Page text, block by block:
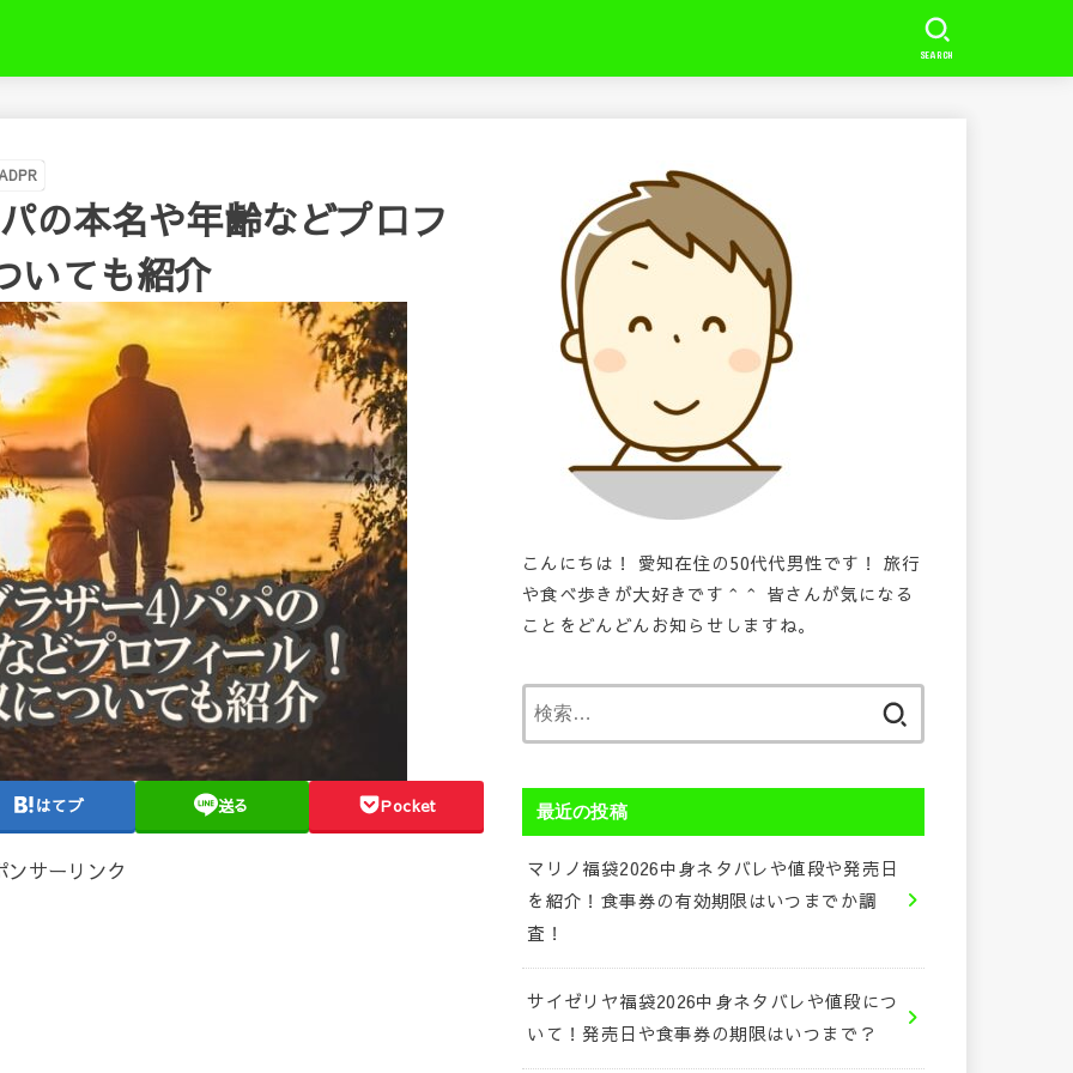
SEARCH
の本名や年齢などプロフ
いても紹介
はてブ 送る Pocket
ンサーリンク
こんにちは！ 愛知在住の50代代男性です！ 旅行
や食べ歩きが大好きです＾＾ 皆さんが気になる
ことをどんどんお知らせしますね。
最近の投稿
マリノ福袋2026中身ネタバレや値段や発売日
を紹介！食事券の有効期限はいつまでか調
査！
サイゼリヤ福袋2026中身ネタバレや値段につ
いて！発売日や食事券の期限はいつまで？